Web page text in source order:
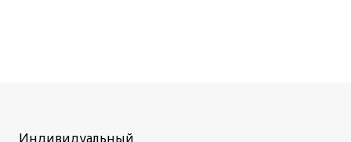
Индивидуальный